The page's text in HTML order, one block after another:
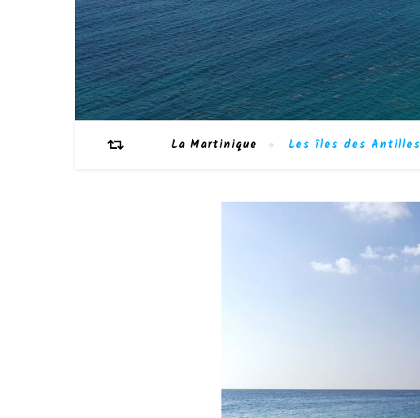
La Martinique Les îles des Antilles